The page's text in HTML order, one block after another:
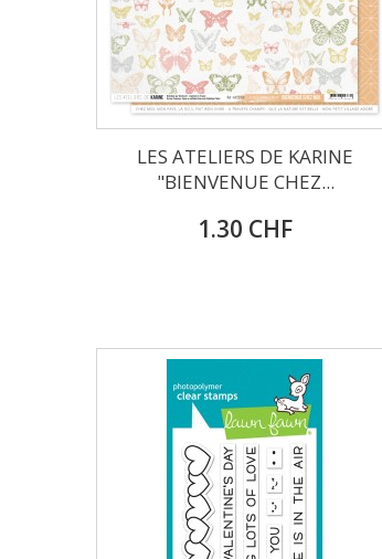
LES ATELIERS DE KARINE
"BIENVENUE CHEZ...
1.30 CHF